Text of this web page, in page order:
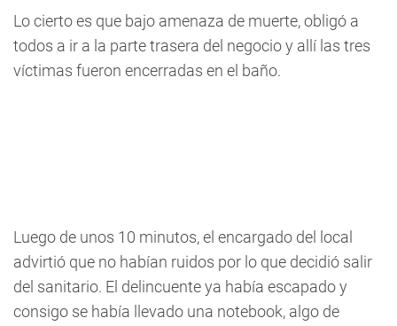
Lo cierto es que bajo amenaza de muerte, obligó a
todos a ir a la parte trasera del negocio y allí las tres
víctimas fueron encerradas en el baño.
Luego de unos 10 minutos, el encargado del local
advirtió que no habían ruidos por lo que decidió salir
del sanitario. El delincuente ya había escapado y
consigo se había llevado una notebook, algo de